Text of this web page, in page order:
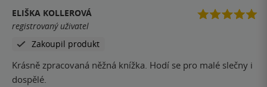
pravděpodobně nebudu.
ELIŠKA KOLLEROVÁ
registrovaný uživatel
Zakoupil produkt
Krásně zpracovaná něžná knížka. Hodí se pro malé slečny i
dospělé.